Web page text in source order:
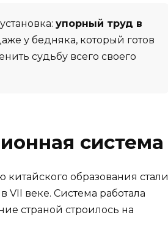
упорный труд в
у бедняка, который готов
судьбу всего своего
система
образования стали
веке. Система работала
страной строилось на